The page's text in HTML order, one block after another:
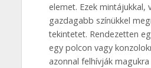
elemet. Ezek mintájukkal,
gazdagabb színükkel
tekintetet. Rendezetten
egy polcon vagy
azonnal felhívják